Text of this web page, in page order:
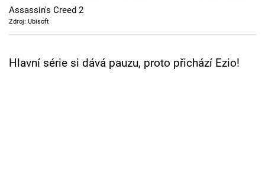
Přihlášení
Assassin's Creed 2
Zdroj: Ubisoft
Hlavní série si dává pauzu, proto přichází Ezio!